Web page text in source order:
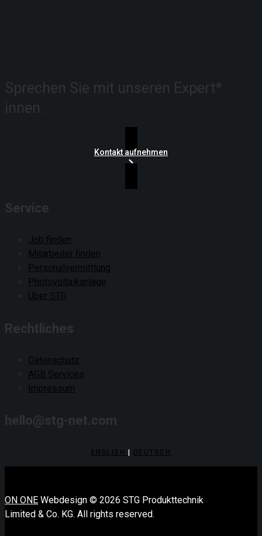
Sprechen Sie mit unseren Expert*
innen.
Kontakt aufnehmen
Service
Job finden
Mitarbeiter finden
Personalvermittlung
Photovoltaikanlage
Über STG
Rechtliches
Datenschutz
AGB Services
Impressum
hello@stg-net.com
ENGLISH DEUTSCH
ON ONE Webdesign © 2026 STG Produkttechnik
Limited & Co. KG. All rights reserved.